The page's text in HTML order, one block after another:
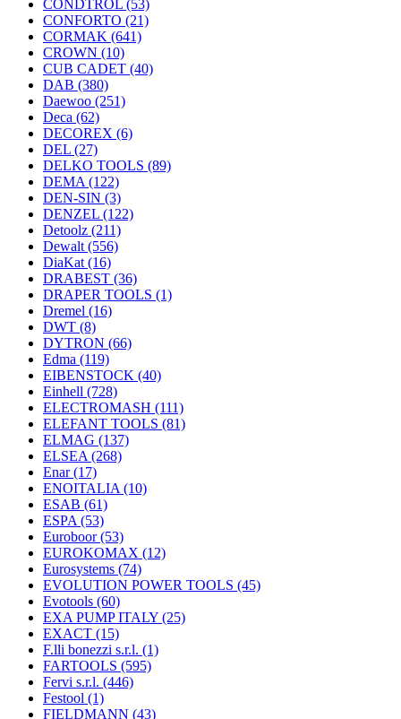
CONDTROL (53)
CONFORTO (21)
CORMAK (641)
CROWN (10)
CUB CADET (40)
DAB (380)
Daewoo (251)
Deca (62)
DECOREX (6)
DEL (27)
DELKO TOOLS (89)
DEMA (122)
DEN-SIN (3)
DENZEL (122)
Detoolz (211)
Dewalt (556)
DiaKat (16)
DRABEST (36)
DRAPER TOOLS (1)
Dremel (16)
DWT (8)
DYTRON (66)
Edma (119)
EIBENSTOCK (40)
Einhell (728)
ELECTROMASH (111)
ELEFANT TOOLS (81)
ELMAG (137)
ELSEA (268)
Enar(17)
ENOITALIA (10)
ESAB (61)
ESPA (53)
Euroboor(53)
EUROKOMAX (12)
Eurosystems (74)
EVOLUTION POWER TOOLS (45)
Evotools (60)
EXA PUMP ITALY (25)
EXACT (15)
F.lli bonezzi s.r.l. (1)
FARTOOLS (595)
Fervi s.r.l. (446)
Festool (1)
FIELDMANN (43)